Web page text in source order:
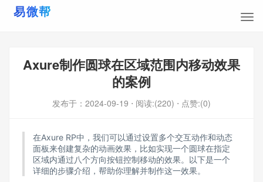
Axure制作圆球在区域范围内移动效果
的案例
发布于： 2024-09-19 ⋅ 阅读:(220) ⋅ 点赞:(0)
在Axure RP中，我们可以通过设置多个交互动作和动态
面板来创建复杂的动画效果，比如实现一个圆球在指定
区域内通过八个方向按钮控制移动的效果。以下是一个
详细的步骤介绍，帮助你理解并制作这一效果。